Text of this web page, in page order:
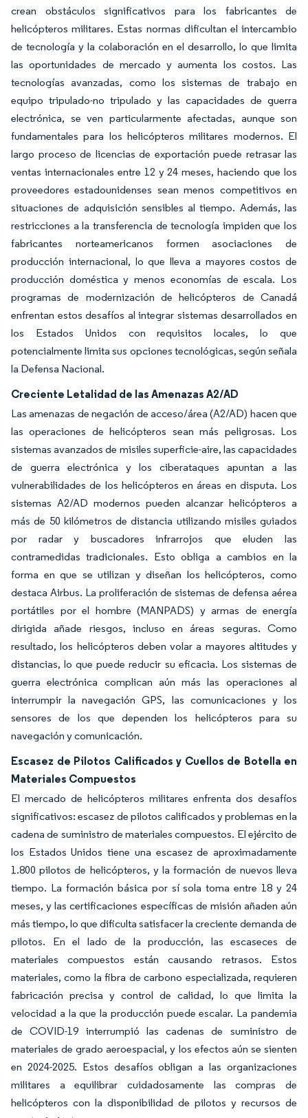
crean obstáculos significativos para los fabricantes de
helicópteros militares. Estas normas dificultan el intercambio
de tecnología y la colaboración en el desarrollo, lo que limita
las oportunidades de mercado y aumenta los costos. Las
tecnologías avanzadas, como los sistemas de trabajo en
equipo tripulado-no tripulado y las capacidades de guerra
electrónica, se ven particularmente afectadas, aunque son
fundamentales para los helicópteros militares modernos. El
largo proceso de licencias de exportación puede retrasar las
ventas internacionales entre 12 y 24 meses, haciendo que los
proveedores estadounidenses sean menos competitivos en
situaciones de adquisición sensibles al tiempo. Además, las
restricciones a la transferencia de tecnología impiden que los
fabricantes norteamericanos formen asociaciones de
producción internacional, lo que lleva a mayores costos de
producción doméstica y menos economías de escala. Los
programas de modernización de helicópteros de Canadá
enfrentan estos desafíos al integrar sistemas desarrollados en
los Estados Unidos con requisitos locales, lo que
potencialmente limita sus opciones tecnológicas, según señala
la Defensa Nacional.
Creciente Letalidad de las Amenazas A2/AD
Las amenazas de negación de acceso/área (A2/AD) hacen que
las operaciones de helicópteros sean más peligrosas. Los
sistemas avanzados de misiles superficie-aire, las capacidades
de guerra electrónica y los ciberataques apuntan a las
vulnerabilidades de los helicópteros en áreas en disputa. Los
sistemas A2/AD modernos pueden alcanzar helicópteros a
más de 50 kilómetros de distancia utilizando misiles guiados
por radar y buscadores infrarrojos que eluden las
contramedidas tradicionales. Esto obliga a cambios en la
forma en que se utilizan y diseñan los helicópteros, como
destaca Airbus. La proliferación de sistemas de defensa aérea
portátiles por el hombre (MANPADS) y armas de energía
dirigida añade riesgos, incluso en áreas seguras. Como
resultado, los helicópteros deben volar a mayores altitudes y
distancias, lo que puede reducir su eficacia. Los sistemas de
guerra electrónica complican aún más las operaciones al
interrumpir la navegación GPS, las comunicaciones y los
sensores de los que dependen los helicópteros para su
navegación y comunicación.
Escasez de Pilotos Calificados y Cuellos de Botella en
Materiales Compuestos
El mercado de helicópteros militares enfrenta dos desafíos
significativos: escasez de pilotos calificados y problemas en la
cadena de suministro de materiales compuestos. El ejército de
los Estados Unidos tiene una escasez de aproximadamente
1.800 pilotos de helicópteros, y la formación de nuevos lleva
tiempo. La formación básica por sí sola toma entre 18 y 24
meses, y las certificaciones específicas de misión añaden aún
más tiempo, lo que dificulta satisfacer la creciente demanda de
pilotos. En el lado de la producción, las escaseces de
materiales compuestos están causando retrasos. Estos
materiales, como la fibra de carbono especializada, requieren
fabricación precisa y control de calidad, lo que limita la
velocidad a la que la producción puede escalar. La pandemia
de COVID-19 interrumpió las cadenas de suministro de
materiales de grado aeroespacial, y los efectos aún se sienten
en 2024-2025. Estos desafíos obligan a las organizaciones
militares a equilibrar cuidadosamente las compras de
helicópteros con la disponibilidad de pilotos y recursos de